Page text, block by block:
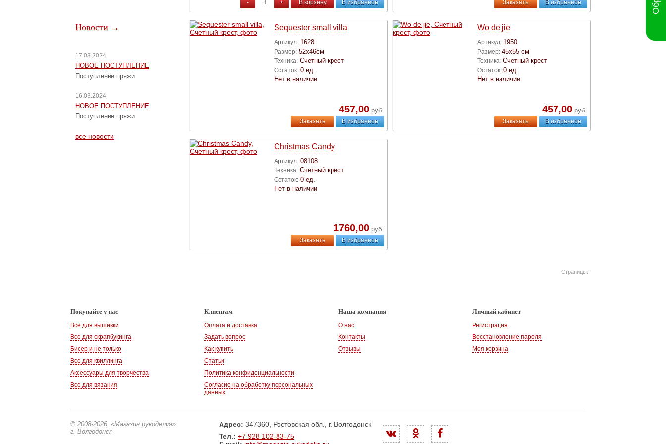
Новости →
17.03.2024
НОВОЕ ПОСТУПЛЕНИЕ
Поступление пряжи
16.03.2024
НОВОЕ ПОСТУПЛЕНИЕ
Поступление пряжи
все новости
- + В корзину В избранное Заказать В избранное
Sequester small villa
Артикул: 1628
Размер: 52х46см
Техника: Счетный крест
Остаток: 0 ед.
Нет в наличии
457,00 руб.
Заказать В избранное
Wo de jie
Артикул: 1950
Размер: 45х55 см
Техника: Счетный крест
Остаток: 0 ед.
Нет в наличии
457,00 руб.
Заказать В избранное
Christmas Candy
Артикул: 08108
Техника: Счетный крест
Остаток: 0 ед.
Нет в наличии
1760,00 руб.
Заказать В избранное
Страницы:
Покупайте у нас
Все для вышивки
Все для скрапбукинга
Бисер и не только
Все для квиллинга
Аксессуары для творчества
Все для вязания
Клиентам
Оплата и доставка
Задать вопрос
Как купить
Статьи
Политика конфиденциальности
Согласие на обработку персональных
данных
Наша компания
О нас
Контакты
Отзывы
Личный кабинет
Регистрация
Восстановление пароля
Моя корзина
© 2008-2026, «Магазин рукоделия»
г. Волгодонск
Адрес: 347360, Ростовская обл., г. Волгодонск
Тел.: +7 928 102-83-75